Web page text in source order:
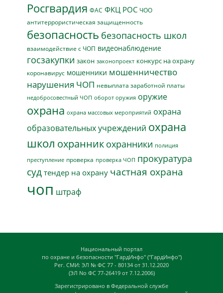
Росгвардия ФАС ФКЦ РОС ЧОО
антитеррористическая защищенность
безопасность безопасность школ
взаимодействие с ЧОП видеонаблюдение
госзакупки закон законопроект конкурс на охрану
коронавирус мошенники мошенничество
нарушения ЧОП невыплата заработной платы
недобросовестный ЧОП оборот оружия оружие
охрана охрана массовых мероприятий охрана
образовательных учреждений охрана
школ охранник охранники полиция
преступление проверка проверка ЧОП прокуратура
суд тендер на охрану частная охрана
чоп штраф
Национальный портал
по охране и безопасности "ГардИнфо" ("ГардИнфо")
Рег. СМИ: ЭЛ № ФС 77 - 80134 от 31.12.2020
(ЭЛ No ФС 77-26419 от 7.12.2006)
Зарегистрировано в Федеральной службе